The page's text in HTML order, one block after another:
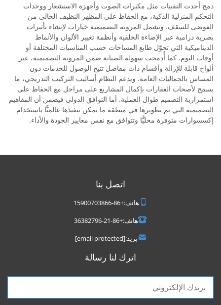
دمج أحدث التقنيات مثل مكبرات الصوت وأجهزة الاستشعار ووحدات
التحكم المنزلية الذكية، مع الحفاظ على المظهر النظيف الخالي من
الفوضى للسقف. وتشمل المرونة التصميمية خيارات لإنشاء تأثيرات
بصرية درامية عبر الإضاءة الخلفية وأنظمة تغيير الألوان والأنماط
الديناميكية التي تحوّل طابع المساحات حسب المناسبات المختلفة أو
أوقات اليوم. كما أُدمجت سهولة الصيانة ضمن المرونة التصميمية، عبر
ألواح قابلة للإزالة وأقسام ذات مفاصل تتيح الوصول للخدمات دون
المساس بالجماليات العامة. ويدعم النظام أساليب التركيب التدريجي، ما
يسمح لأصحاب العقارات بإكمال المشاريع على مراحل مع الحفاظ على
استمرارية التصميم طوال العملية. أما التوافق الدولي فيضمن أن المفاهيم
التصميمية التي تم تطويرها في منطقة ما يمكن تنفيذها عالميًّا باستخدام
إكسسوارات متوفرة محليًّا وتتوافق مع نفس معايير الجودة والأداء.
اتصل بنا
هاتف:+86-15900703866
هاتف:+86-21-36382796
بريد:[email protected]
اترك لنا رسالة